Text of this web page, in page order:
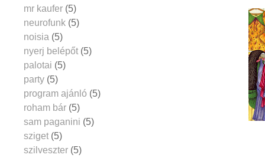
mr kaufer (5)
neurofunk (5)
noisia (5)
nyerj belépőt (5)
palotai (5)
party (5)
program ajánló (5)
roham bár (5)
sam paganini (5)
sziget (5)
szilveszter (5)